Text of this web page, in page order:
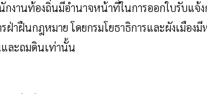
กงานท้องถิ่นมีอำนาจหน้าที่ในการออกใบรับแ
ฝ่าฝืนกฎหมาย โดยกรมโยธาธิการและผังเมือ
ละถมดินเท่านั้น